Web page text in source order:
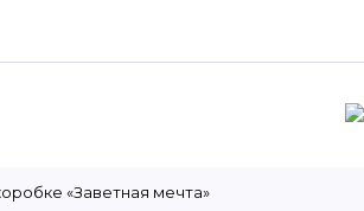
«Заветная мечта»